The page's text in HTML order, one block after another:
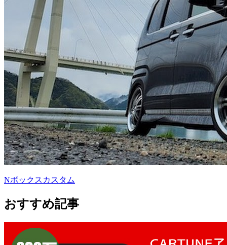
Nボックスカスタム
おすすめ記事